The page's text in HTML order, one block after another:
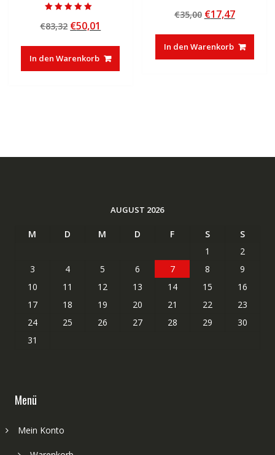
5.00
von 5
€83,32 Ursprünglicher
war:
€83,32
€50,01
ist:
€50,01.
In den Warenkorb
5.00
von 5
€35,00 Ursprünglicher
war:
€35,00
€17,47
ist:
€17,47.
In den Warenkorb
AUGUST 2026
M D M D F S
S
1
2
3
4 5 6 7 8
9
10
11 12 13 14 15
16
17
18 19 20 21 22
23
24
25 26 27 28 29
30
31
Menü
Mein Konto